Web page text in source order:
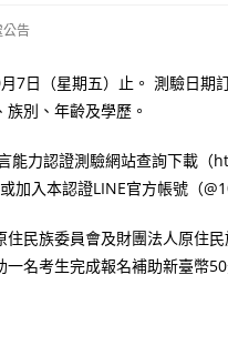
公告
7日（星期五）止。 測驗日期
別、年齡及學歷。
能力認證測驗網站查詢下載
入本認證LINE官方帳號（
民族委員會及財團法人原住
名考生完成報名補助新臺幣50